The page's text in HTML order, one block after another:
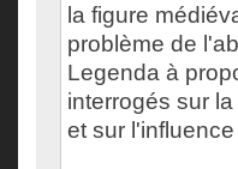
la figure
problème de
Legenda à
interrogés sur
et sur